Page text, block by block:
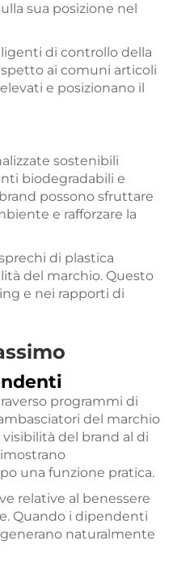
sua posizione nel
di controllo della
ai comuni articoli
e posizionano il
sostenibili
biodegradabili e
possono sfruttare
e rafforzare la
di plastica
del marchio. Questo
e nei rapporti di
programmi di
del marchio
del brand al di
una funzione pratica.
relative al benessere
Quando i dipendenti
naturalmente